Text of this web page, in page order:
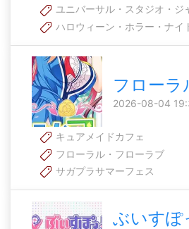
ユニバーサル・スタジオ・ジ
ハロウィーン・ホラー・ナイ
フローラ
2026-08-04
キュアメイドカフェ
フローラル・フローラブ
サガプラサマーフェス
ぶいすぽ